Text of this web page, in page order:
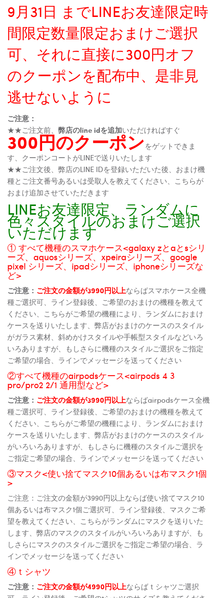
9月31日 までLINEお友達限定時
間限定数量限定おまけご選択
可、それに直接に300円オフ
のクーポンを配布中、是非見
逃せないように
ご注意：
★★ご注文前、 弊店のline idを追加いただければすぐ
300円のクーポンをゲットできま
す、クーポンコートがLINEで送りいたします
★★ご注文後、弊店のLINE IDを登録いただいた後、おまけ機
種とご注文番号あるいは受取人を教えてください、こちらが
おまけ追加させていただきます
LINEお友達限定、ランダムに
色々スタイルのおまけご選択
いただけます
① すべて機種のスマホケース<galaxy zとaとsシリ
ーズ、aquosシリーズ、xpeiraシリーズ、google
pixel シリーズ、ipadシリーズ、iphoneシリーズな
ど>
ご注意： ご注文の金額が3990円以上ならばスマホケース全機
種ご選択可、ライン登録後、ご希望のおまけの機種を教えて
ください、こちらがご希望の機種により、ランダムにおまけ
ケースを送りいたします、弊店がおまけのケースのスタイル
がガラス素材、斜めかけスタイルや手帳型スタイルなどいろ
いろありますが、もしさらに機種のスタイルご選択をご指定
ご希望の場合、ラインでメッセージを送ってください
②すべて機種のairpodsケース<airpods 4 3
pro/pro2 2/1 通用型など>
ご注意： ご注文の金額が3990円以上ならばairpodsケース全機
種ご選択可、ライン登録後、ご希望のおまけの機種を教えて
ください、こちらがご希望の機種により、ランダムにおまけ
ケースを送りいたします、弊店がおまけのケースのスタイル
がいろいろありますが、もしさらに機種のスタイルご選択を
ご指定ご希望の場合、ラインでメッセージを送ってください
③マスク<使い捨てマスク10個あるいは布マスク1個
>
ご注意：ご注文の金額が3990円以上ならば使い捨てマスク10
個あるいは布マスク1個ご選択可、ライン登録後、マスクご希
望を教えてください、こちらがランダムにマスクを送りいた
します、弊店のマスクのスタイルがいろいろありますが、も
しさらにマスクのスタイルご選択をご指定ご希望の場合、ラ
インでメッセージを送ってください
④ｔシャツ
ご注意： ご注文の金額が4990円以上ならばｔシャツご選択